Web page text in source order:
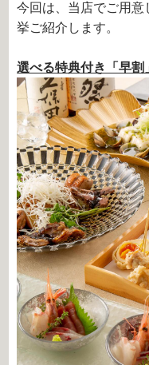
今回は、当店でご用
挙ご紹介します。
選べる特典付き「早割